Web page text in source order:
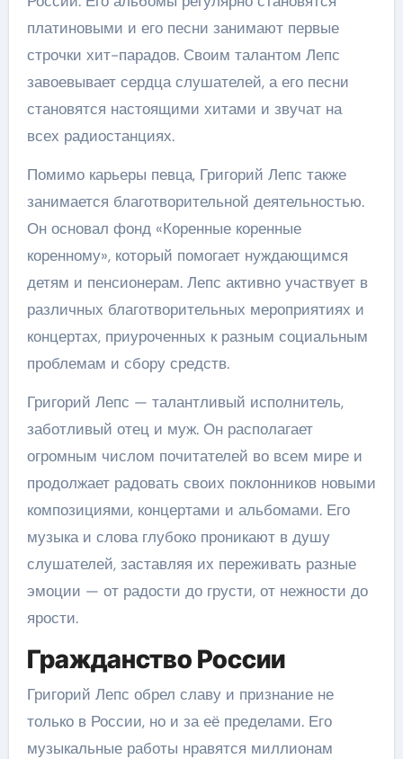
платиновыми и его песни занимают первые
строчки хит-парадов. Своим талантом Лепс
завоевывает сердца слушателей, а его песни
становятся настоящими хитами и звучат на
всех радиостанциях.
Помимо карьеры певца, Григорий Лепс также
занимается благотворительной деятельностью.
Он основал фонд «Коренные коренные
коренному», который помогает нуждающимся
детям и пенсионерам. Лепс активно участвует в
различных благотворительных мероприятиях и
концертах, приуроченных к разным социальным
проблемам и сбору средств.
Григорий Лепс — талантливый исполнитель,
заботливый отец и муж. Он располагает
огромным числом почитателей во всем мире и
продолжает радовать своих поклонников новыми
композициями, концертами и альбомами. Его
музыка и слова глубоко проникают в душу
слушателей, заставляя их переживать разные
эмоции — от радости до грусти, от нежности до
ярости.
Гражданство России
Григорий Лепс обрел славу и признание не
только в России, но и за её пределами. Его
музыкальные работы нравятся миллионам